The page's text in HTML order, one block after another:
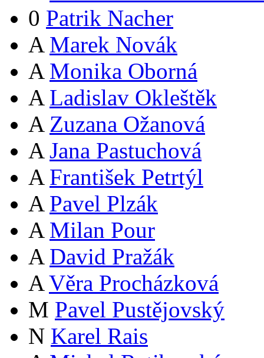
0 Patrik Nacher
A Marek Novák
A Monika Oborná
A Ladislav Okleštěk
A Zuzana Ožanová
A Jana Pastuchová
A František Petrtýl
A Pavel Plzák
A Milan Pour
A David Pražák
A Věra Procházková
M Pavel Pustějovský
N Karel Rais